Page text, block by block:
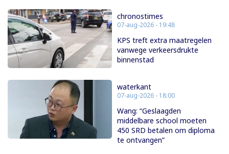
chronostimes
07-aug-2026 - 19:48
KPS treft extra maatregelen
vanwege verkeersdrukte
binnenstad
waterkant
07-aug-2026 - 18:00
Wang: “Geslaagden
middelbare school moeten
450 SRD betalen om diploma
te ontvangen”